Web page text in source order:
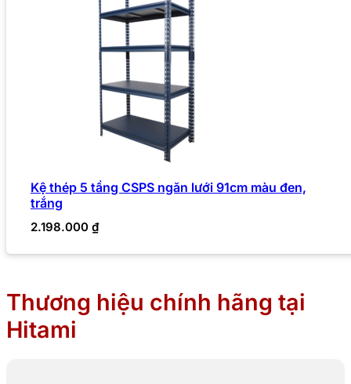
Kệ thép 5 tầng CSPS ngăn lưới 91cm màu đen,
trắng
2.198.000 ₫
Thương hiệu chính hãng tại
Hitami